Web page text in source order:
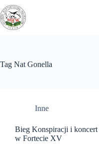
Przejdź
do
treści
Tag Nat Gonella
Inne
Bieg Konspiracji i
w Fortecie XV